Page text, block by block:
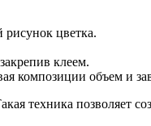
рисунок цветка.
клеем.
композиции объем и
техника позволяет